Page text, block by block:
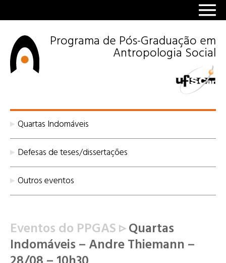
Programa de Pós-Graduação em
Antropologia Social
Eventos do PPGAS ▹Quartas
Indomáveis – Andre Thiemann –
Quartas Indomáveis
Defesas de teses/dissertações
Outros eventos